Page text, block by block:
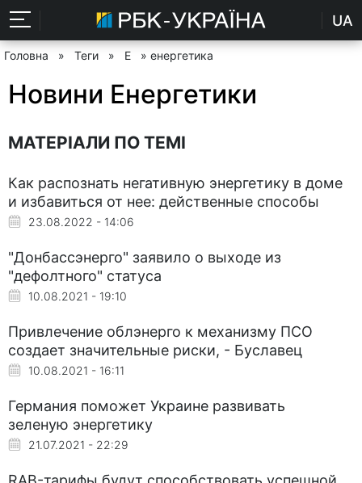
UA
Головна » Теги » Е » енергетика
Новини Енергетики
МАТЕРІАЛИ ПО ТЕМІ
Как распознать негативную энергетику в доме
и избавиться от нее: действенные способы
23.08.2022 - 14:06
"Донбассэнерго" заявило о выходе из
"дефолтного" статуса
10.08.2021 - 19:10
Привлечение облэнерго к механизму ПСО
создает значительные риски, - Буславец
10.08.2021 - 16:11
Германия поможет Украине развивать
зеленую энергетику
21.07.2021 - 22:29